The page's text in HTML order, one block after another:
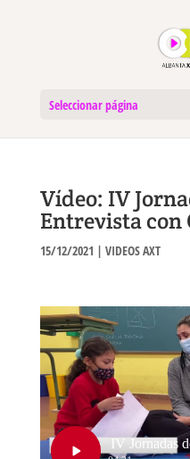
Seleccionar página
Vídeo: IV
Entrevista con
15/12/2021 | VIDEOS AXT